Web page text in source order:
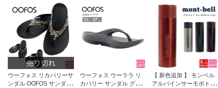
ウーフォス リカバリーサ
ンダル OOFOS サンダル
ウーフォス ウーララ リ
カバリー サンダル グレ
【 新色追加 】 モンベル
アルパインサーモボトル